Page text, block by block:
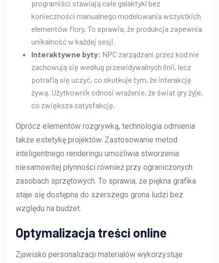
programiści stawiają całe galaktyki bez
konieczności manualnego modelowania wszystkich
elementów flory. To sprawia, że produkcja zapewnia
unikalność w każdej sesji.
Interaktywne byty: NPC zarządzani przez kod nie
zachowują się według przewidywalnych linii, lecz
potrafią się uczyć, co skutkuje tym, że interakcję
żywą. Użytkownik odnosi wrażenie, że świat gry żyje,
co zwiększa satysfakcję.
Oprócz elementów rozgrywką, technologia odmienia
także estetykę projektów. Zastosowanie metod
inteligentnego renderingu umożliwia stworzenia
niesamowitej płynności również przy ograniczonych
zasobach sprzętowych. To sprawia, że piękna grafika
staje się dostępna do szerszego grona ludzi bez
względu na budżet.
Optymalizacja treści online
Zjawisko personalizacji materiałów wykorzystuje